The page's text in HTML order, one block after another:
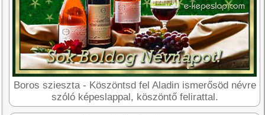
Boros szieszta - Köszöntsd fel Aladin ismerősöd névre
szóló képeslappal, köszöntő felirattal.